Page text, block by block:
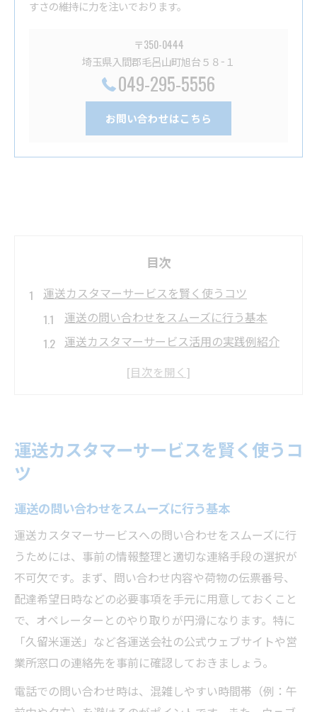
すさの維持に力を注いでおります。
〒350-0444
埼玉県入間郡毛呂山町旭台５８−１
049-295-5556
お問い合わせはこちら
目次
運送カスタマーサービスを賢く使うコツ
運送の問い合わせをスムーズに行う基本
運送カスタマーサービス活用の実践例紹介
運送の不安を減らすカスタマー対応術
問い合わせ先選びで安心運送を実現
運送の問い合わせ先選定で失敗しない方法
運送カスタマーへの最適な連絡手段とは
運送の電話とフォーム使い分けガイド
運送営業所と本社窓口の違いと選び方
荷物到着日数の不安を減らす確認術
運送の到着日数を正確に調べる方法紹介
運送追跡サービス活用で到着不安を解消
運送日数の目安と地区別の確認ポイント
運送日数に影響する条件とその見極め方
運送カスタマーサービスを賢く使うコ
ツ
運送の問い合わせをスムーズに行う基本
運送カスタマーサービスへの問い合わせをスムーズに行
うためには、事前の情報整理と適切な連絡手段の選択が
不可欠です。まず、問い合わせ内容や荷物の伝票番号、
配達希望日時などの必要事項を手元に用意しておくこと
で、オペレーターとのやり取りが円滑になります。特に
「久留米運送」など各運送会社の公式ウェブサイトや営
業所窓口の連絡先を事前に確認しておきましょう。
電話での問い合わせ時は、混雑しやすい時間帯（例：午